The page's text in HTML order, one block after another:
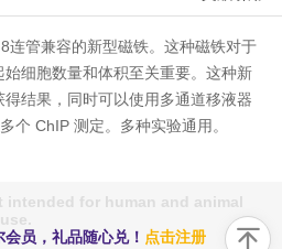
连管兼容的新型磁铁。这种磁铁对于
细胞数量和体积至关重要。这种新
结果，同时可以使用多通道移液器
个 ChIP 测定。多种实验通用。
intended for human and animal
员，礼品随心兑！ 点击注册